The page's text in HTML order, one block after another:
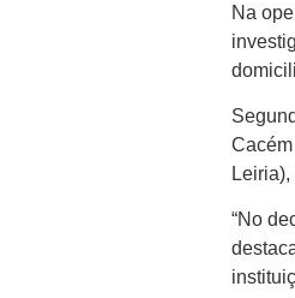
Na
“No